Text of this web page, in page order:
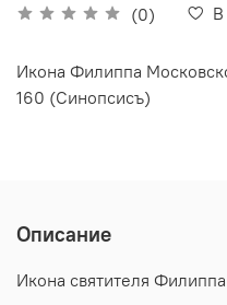
(0) В
Икона Филиппа
160 (Синопсисъ)
Описание
Икона святителя